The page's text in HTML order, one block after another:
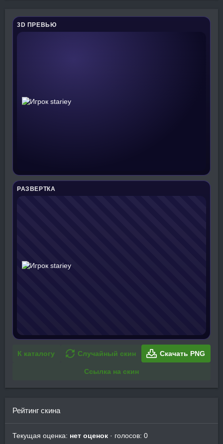
3D ПРЕВЬЮ
РАЗВЕРТКА
К каталогу Случайный скин Скачать PNG
Ссылка на скин
Рейтинг скина
Текущая оценка: нет оценок · голосов: 0